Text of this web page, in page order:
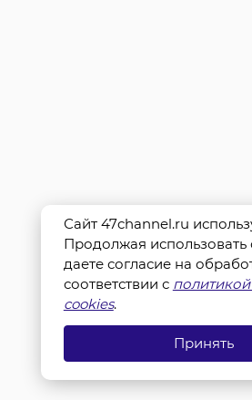
Сайт 47channel.ru
Продолжая использовать
даете согласие на
соответствии с
cookies.
Принять